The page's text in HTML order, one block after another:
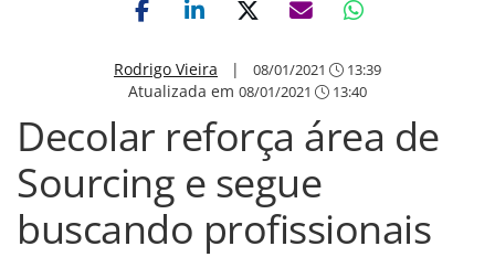
Rodrigo Vieira | 08/01/2021 13:39
Atualizada em 08/01/2021 13:40
Decolar reforça área de
Sourcing e segue
buscando profissionais